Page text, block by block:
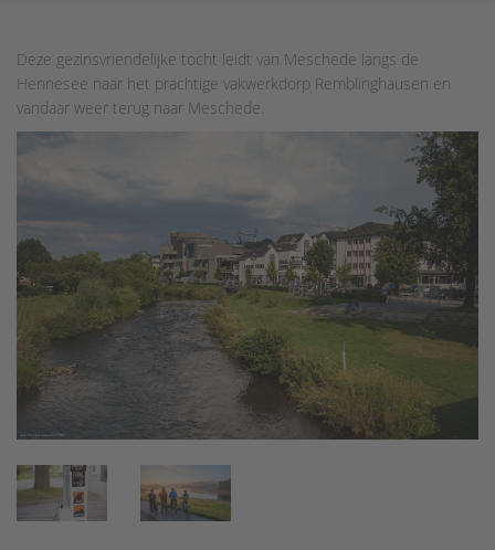
Deze gezinsvriendelijke tocht leidt van Meschede langs de
Hennesee naar het prachtige vakwerkdorp Remblinghausen en
vandaar weer terug naar Meschede.